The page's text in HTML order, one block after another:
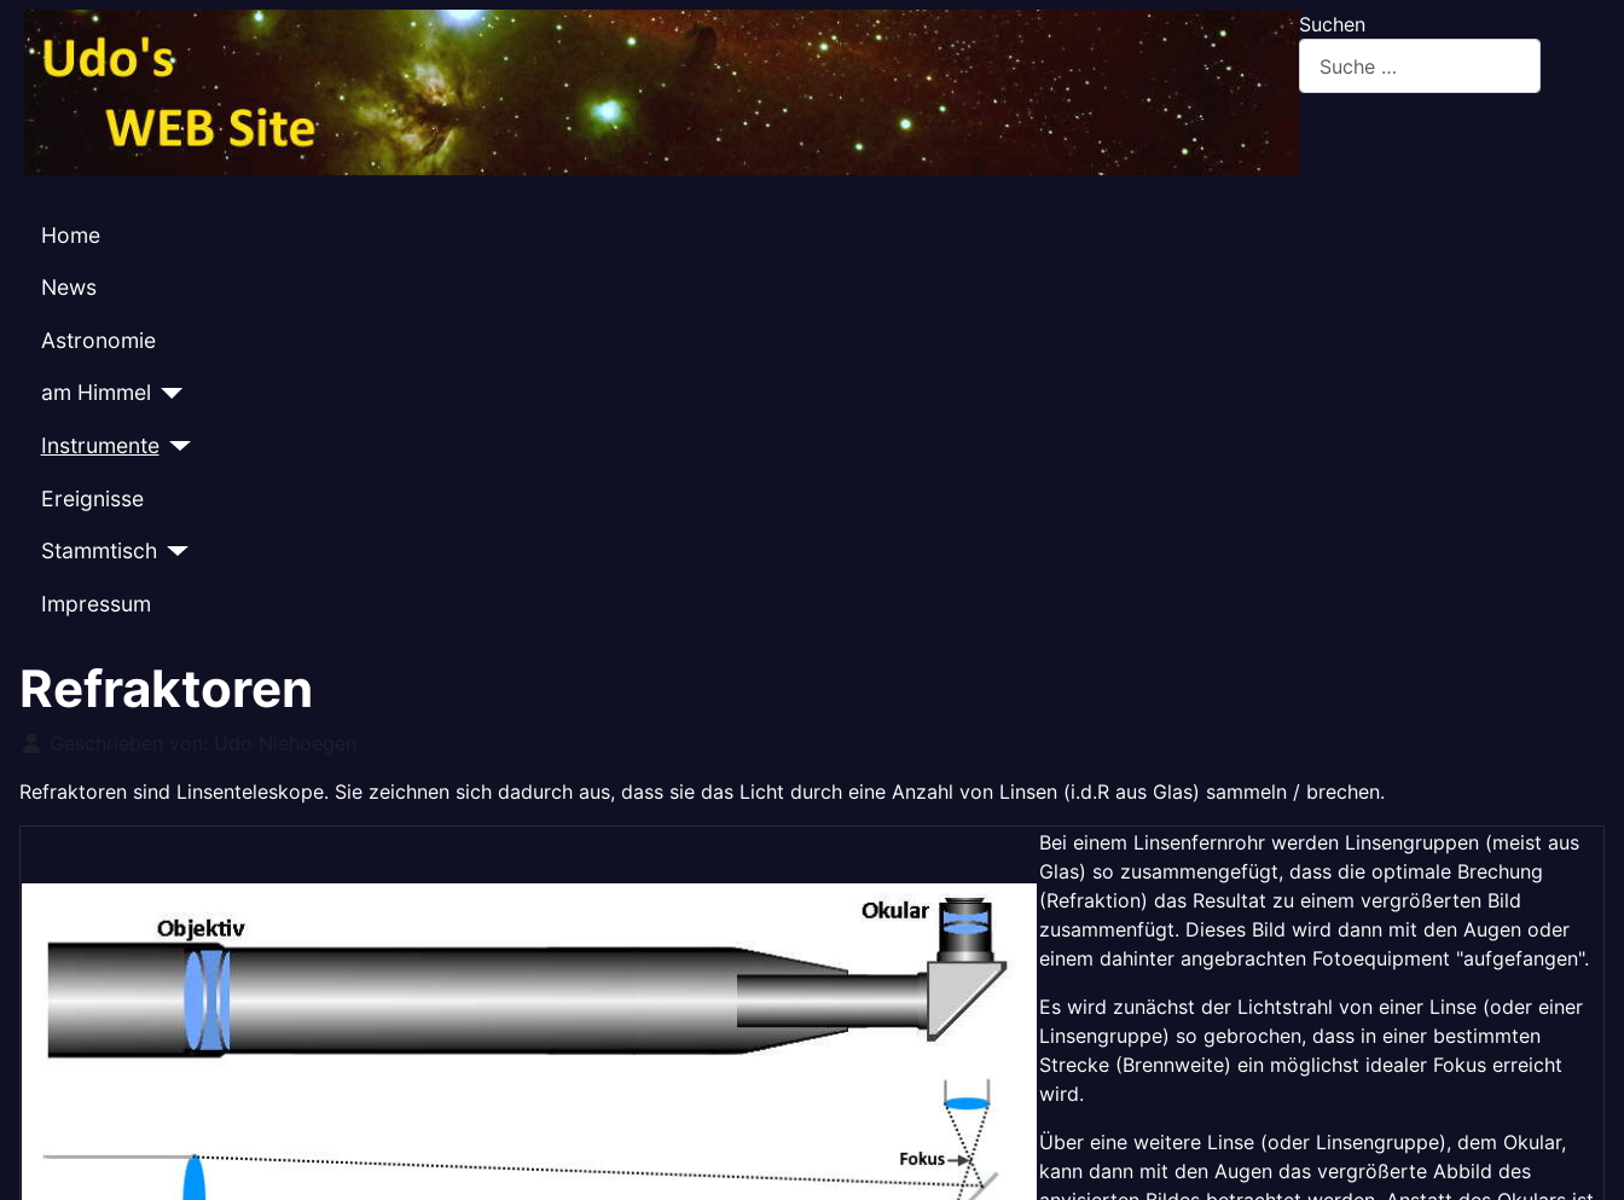
Suchen
Home
News
Astronomie
am Himmel
Instrumente
Ereignisse
Stammtisch
Impressum
Refraktoren
Refraktoren sind Linsenteleskope. Sie zeichnen sich dadurch aus, dass sie das Licht durch eine Anzahl von Linsen (i.d.R aus Glas) sammeln / brechen.
Bei einem Linsenfernrohr werden Linsengruppen (meist aus
Glas) so zusammengefügt, dass die optimale Brechung
(Refraktion) das Resultat zu einem vergrößerten Bild
zusammenfügt. Dieses Bild wird dann mit den Augen oder
einem dahinter angebrachten Fotoequipment "aufgefangen".
Es wird zunächst der Lichtstrahl von einer Linse (oder einer
Linsengruppe) so gebrochen, dass in einer bestimmten
Strecke (Brennweite) ein möglichst idealer Fokus erreicht
wird.
Über eine weitere Linse (oder Linsengruppe), dem Okular,
kann dann mit den Augen das vergrößerte Abbild des